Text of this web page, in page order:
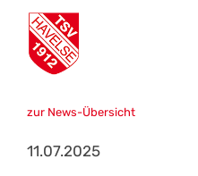
Zum
Inhalt
springen
zur News-Übersicht
11.07.2025